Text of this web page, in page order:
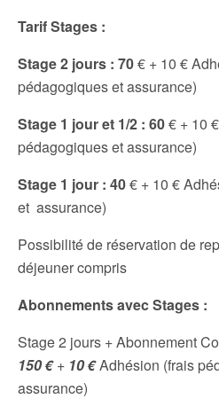
Tarif Stages :
Stage 2 jours : 70€ + 10 €
pédagogiques et assurance)
Stage 1 jour et 1/2 : 60€ + 10
pédagogiques et assurance)
Stage 1 jour : 40€ + 10 €
et assurance)
Possibilité de réservation de
déjeuner compris
Abonnements avec Stages :
Stage 2 jours + Abonnement
150 €+ 10 €Adhésion (frais
assurance)